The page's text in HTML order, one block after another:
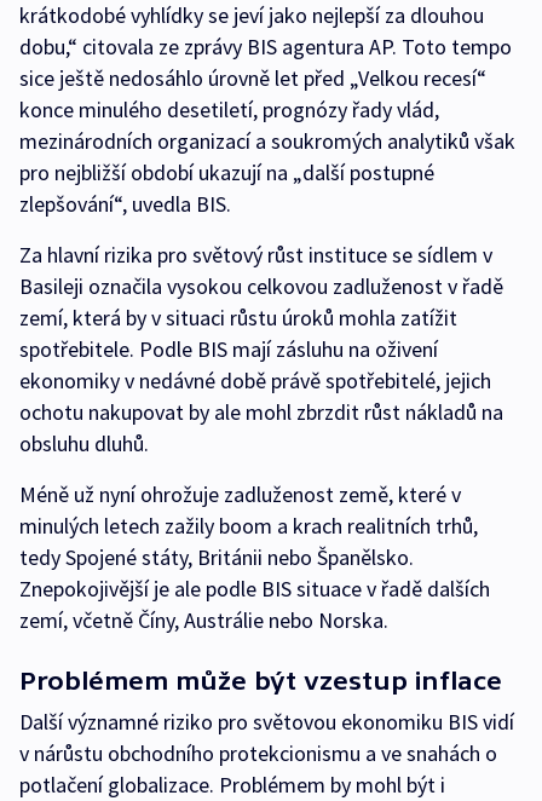
krátkodobé vyhlídky se jeví jako nejlepší za dlouhou
dobu,“ citovala ze zprávy BIS agentura AP. Toto tempo
sice ještě nedosáhlo úrovně let před „Velkou recesí“
konce minulého desetiletí, prognózy řady vlád,
mezinárodních organizací a soukromých analytiků však
pro nejbližší období ukazují na „další postupné
zlepšování“, uvedla BIS.
Za hlavní rizika pro světový růst instituce se sídlem v
Basileji označila vysokou celkovou zadluženost v řadě
zemí, která by v situaci růstu úroků mohla zatížit
spotřebitele. Podle BIS mají zásluhu na oživení
ekonomiky v nedávné době právě spotřebitelé, jejich
ochotu nakupovat by ale mohl zbrzdit růst nákladů na
obsluhu dluhů.
Méně už nyní ohrožuje zadluženost země, které v
minulých letech zažily boom a krach realitních trhů,
tedy Spojené státy, Británii nebo Španělsko.
Znepokojivější je ale podle BIS situace v řadě dalších
zemí, včetně Číny, Austrálie nebo Norska.
Problémem může být vzestup inflace
Další významné riziko pro světovou ekonomiku BIS vidí
v nárůstu obchodního protekcionismu a ve snahách o
potlačení globalizace. Problémem by mohl být i